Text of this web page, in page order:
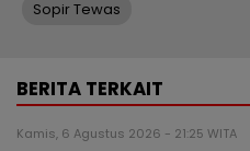
Sopir Tewas
BERITA TERKAIT
Kamis, 6 Agustus 2026 - 21:25 WITA